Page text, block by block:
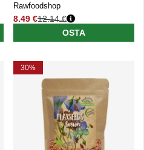
Rawfoodshop
8.49 €
Normaali hinta
12.14 €
OSTA
30%